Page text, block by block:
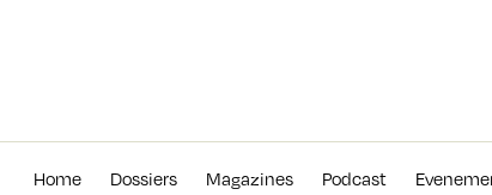
Home Dossiers Magazines Podcast